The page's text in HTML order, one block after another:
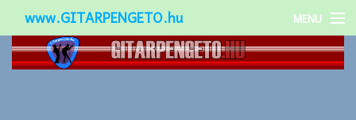
www.GITARPENGETO.hu MENU
Népszerű-